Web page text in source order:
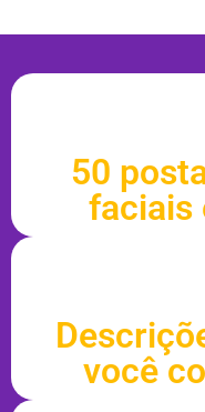
50
faciais
você